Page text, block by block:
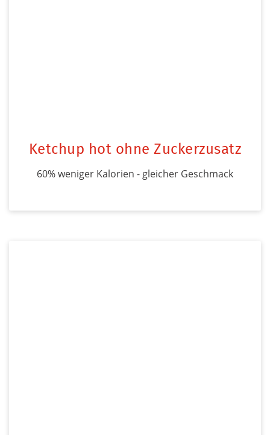
Ketchup hot ohne Zuckerzusatz
60% weniger Kalorien - gleicher Geschmack